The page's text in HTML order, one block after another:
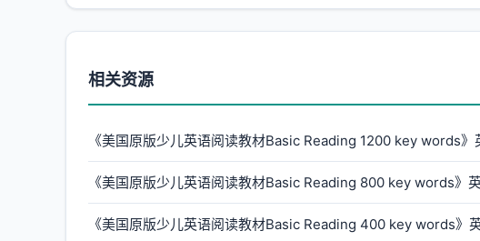
相关资源
《美国原版少儿英语阅读教材Basic Reading 1200 key words
《美国原版少儿英语阅读教材Basic Reading 800 key words》
《美国原版少儿英语阅读教材Basic Reading 400 key words》